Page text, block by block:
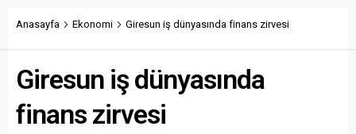
savundu.
Anasayfa Ekonomi Giresun iş dünyasında finans zirvesi
Giresun iş dünyasında
finans zirvesi